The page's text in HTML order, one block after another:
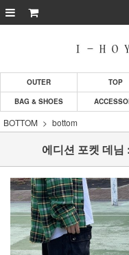
OUTER TOP
BAG & SHOES
BOTTOM bottom
에디션 포켓 데님